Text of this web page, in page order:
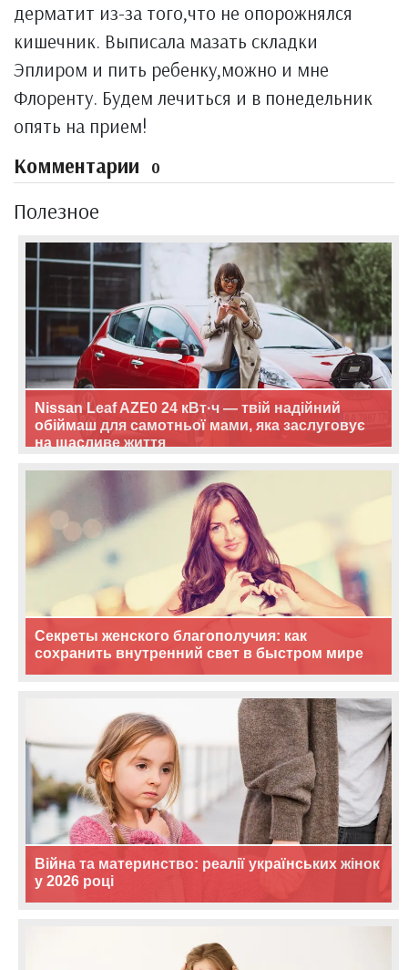
дерматит из-за того,что не опорожнялся
кишечник. Выписала мазать складки
Эплиром и пить ребенку,можно и мне
Флоренту. Будем лечиться и в понедельник
опять на прием!
Комментарии 0
Полезное
Nissan Leaf AZE0 24 кВт·ч — твій надійний
обіймаш для самотньої мами, яка заслуговує
на щасливе життя
Секреты женского благополучия: как
сохранить внутренний свет в быстром мире
Війна та материнство: реалії українських жінок
у 2026 році